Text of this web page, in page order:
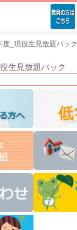
_現役生見放題パック
生見放題パック